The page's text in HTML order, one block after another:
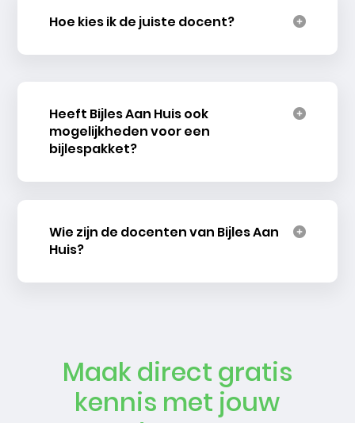
Hoe kies ik de juiste docent?
Heeft Bijles Aan Huis ook
mogelijkheden voor een
bijlespakket?
Wie zijn de docenten van Bijles Aan
Huis?
Maak direct gratis
kennis met jouw